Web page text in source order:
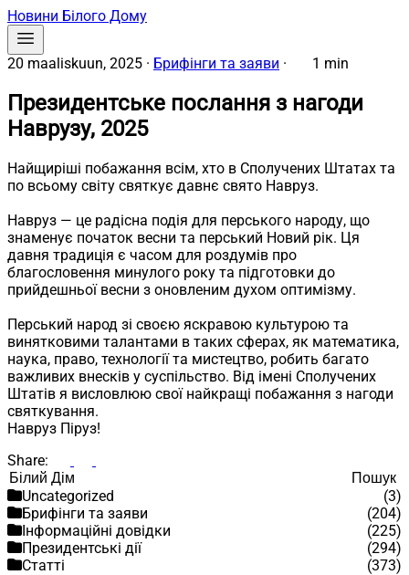
Новини Білого Дому
20 maaliskuun, 2025 · Брифінги та заяви · 1 min
Президентське послання з нагоди
Наврузу, 2025
Найщиріші побажання всім, хто в Сполучених Штатах та
по всьому світу святкує давнє свято Навруз.
Навруз — це радісна подія для перського народу, що
знаменує початок весни та перський Новий рік. Ця
давня традиція є часом для роздумів про
благословення минулого року та підготовки до
прийдешньої весни з оновленим духом оптимізму.
Перський народ зі своєю яскравою культурою та
винятковими талантами в таких сферах, як математика,
наука, право, технології та мистецтво, робить багато
важливих внесків у суспільство. Від імені Сполучених
Штатів я висловлюю свої найкращі побажання з нагоди
святкування.
Навруз Піруз!
Share:
Пошук
Пошук
Uncategorized
(3)
Брифінги та заяви
(204)
Інформаційні довідки
(225)
Президентські дії
(294)
Статті
(373)